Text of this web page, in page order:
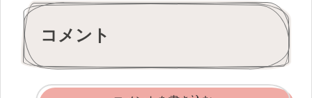
コメント